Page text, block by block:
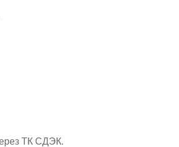
ТК СДЭК.